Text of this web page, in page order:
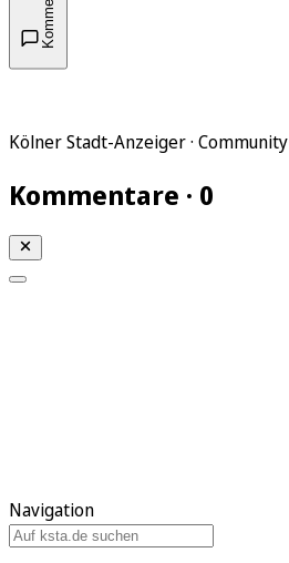
Kölner Stadt-Anzeiger · Community
Kommentare · 0
Navigation